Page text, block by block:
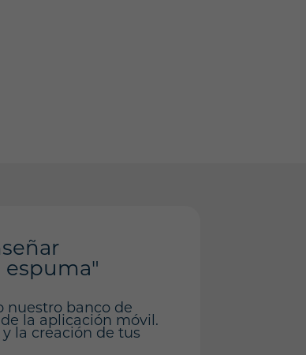
espuma"
nuestro banco de
la aplicación móvil.
la creación de tus